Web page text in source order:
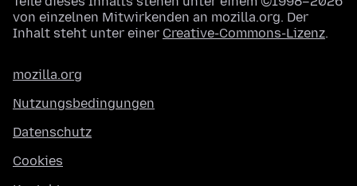
von einzelnen Mitwirkenden an mozilla.org. Der
Inhalt steht unter einer Creative-Commons-Lizenz.
mozilla.org
Nutzungsbedingungen
Datenschutz
Cookies